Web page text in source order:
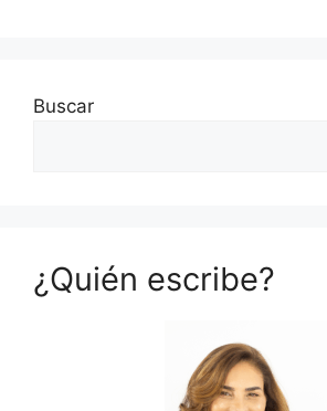
Buscar
¿Quién escribe?